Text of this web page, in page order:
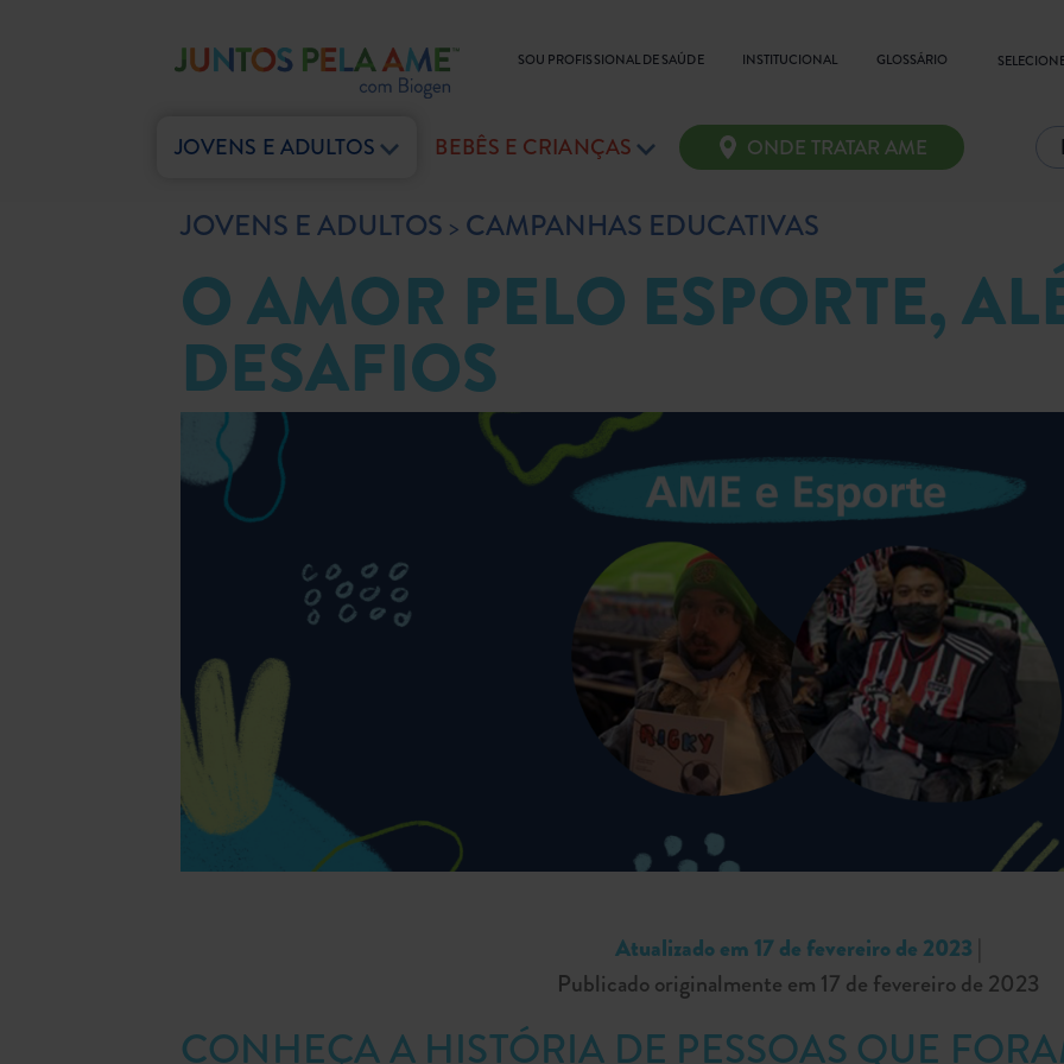
SOU PROFISSIONAL DE SAÚDE INSTITUCIONAL GLOSSÁRIO
JOVENS E ADULTOS BEBÊS E CRIANÇAS ONDE TRATAR AME
JOVENS E ADULTOS CAMPANHAS EDUCATIVAS
O AMOR PELO ESPORTE,
DESAFIOS
Atualizado em 17 de fevereiro de 2023
Publicado originalmente em 17 de fevereiro de 2023
CONHEÇA A HISTÓRIA DE PESSOAS QUE